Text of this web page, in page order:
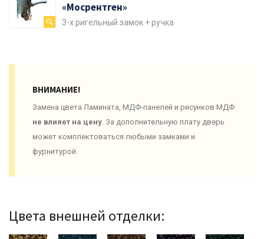
«Мосрентген»
3-х ригельный замок + ручка
ВНИМАНИЕ!
Замена цвета Ламината, МДФ-панелей и рисунков МДФ
не влияет на цену. За дополнительную плату дверь
может комплектоваться любыми замками и
фурнитурой.
Цвета внешней отделки: